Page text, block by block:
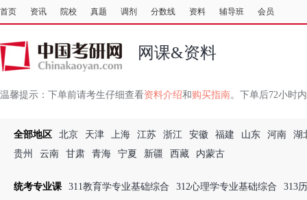
首页 资讯 院校 真题 调剂 分数线 资料 辅导班 会员
网课&资料
温馨提示： 下单前请考生仔细查看资料介绍和 购买指南。下单后72小时
全部地区 北京 天津 上海 江苏 浙江 安徽 福建 山东 河南
湖
贵州
云南 甘肃 青海 宁夏 新疆 西藏 内蒙古
统考专业课 311教育学专业基础综合 312心理学专业基础综合
313